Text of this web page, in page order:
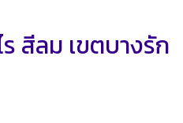
ร สีลม เขตบางรัก